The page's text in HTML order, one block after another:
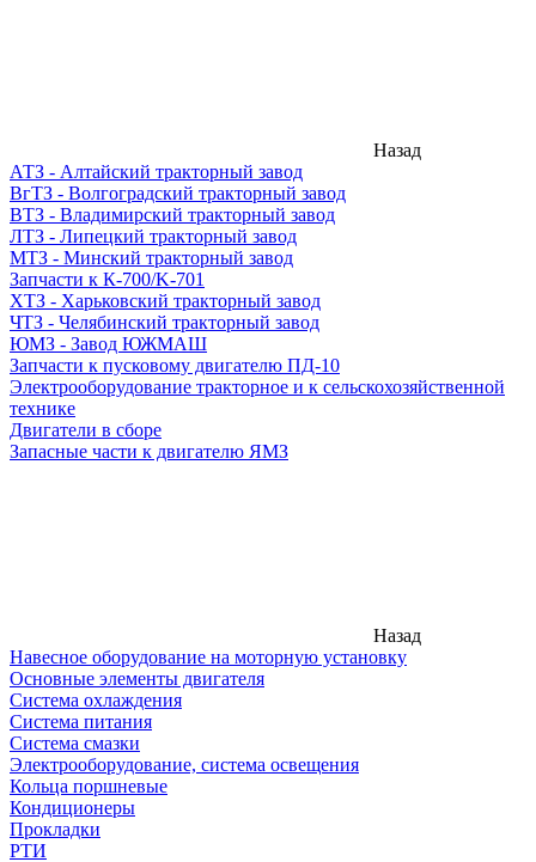
Назад
АТЗ - Алтайский тракторный завод
ВгТЗ - Волгоградский тракторный завод
ВТЗ - Владимирский тракторный завод
ЛТЗ - Липецкий тракторный завод
МТЗ - Минский тракторный завод
Запчасти к К-700/K-701
ХТЗ - Харьковский тракторный завод
ЧТЗ - Челябинский тракторный завод
ЮМЗ - Завод ЮЖМАШ
Запчасти к пусковому двигателю ПД-10
Электрооборудование тракторное и к сельскохозяйственной
технике
Двигатели в сборе
Запасные части к двигателю ЯМЗ
Назад
Навесное оборудование на моторную установку
Основные элементы двигателя
Система охлаждения
Система питания
Система смазки
Электрооборудование, система освещения
Кольца поршневые
Кондиционеры
Прокладки
РТИ